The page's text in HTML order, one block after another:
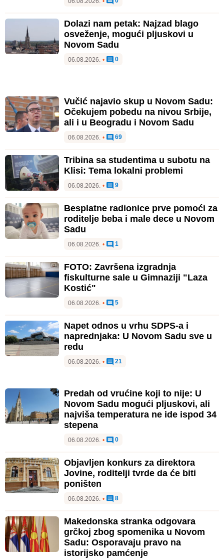
Dolazi nam petak: Najzad blago
osveženje, mogući pljuskovi u
Novom Sadu
06.08.2026. • 0
Vučić najavio skup u Novom Sadu:
Očekujem pobedu na nivou Srbije,
ali i u Beogradu i Novom Sadu
06.08.2026. • 69
Tribina sa studentima u subotu na
Klisi: Tema lokalni problemi
06.08.2026. • 9
Besplatne radionice prve pomoći za
roditelje beba i male dece u Novom
Sadu
06.08.2026. • 1
FOTO: Završena izgradnja
fiskulturne sale u Gimnaziji "Laza
Kostić"
06.08.2026. • 5
Napet odnos u vrhu SDPS-a i
naprednjaka: U Novom Sadu sve u
redu
06.08.2026. • 21
Predah od vrućine koji to nije: U
Novom Sadu mogući pljuskovi, ali
najviša temperatura ne ide ispod 34
stepena
06.08.2026. • 0
Objavljen konkurs za direktora
Jovine, roditelji tvrde da će biti
poništen
06.08.2026. • 8
Makedonska stranka odgovara
grčkoj zbog spomenika u Novom
Sadu: Osporavaju pravo na
istorijsko pamćenje